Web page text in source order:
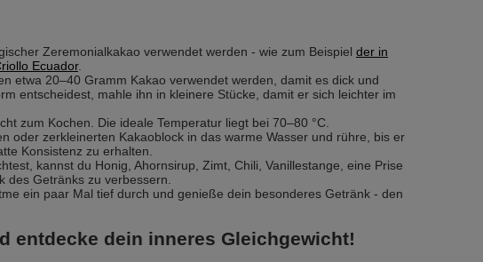
Zeremonialkakao verwendet werden - wie zum Beispiel der in
Ecuador.
etwa 20–40 Gramm Kakao verwendet werden, damit es dick und
entscheidest, mahle ihn in kleinere Stücke, damit er sich leichter im
zum Kochen. Die ideale Temperatur liegt bei 70–80 °C.
oder zerkleinerten Kakaoblock in das warme Wasser und rühre, bis er
Konsistenz zu erhalten.
kannst du Honig, Ahornsirup, Zimt, Chili, Vanillestange, eine Prise
des Getränks zu verbessern.
ein paar Mal tief durch und genieße dein besonderes Getränk - den
entdecke dein inneres Gleichgewicht!